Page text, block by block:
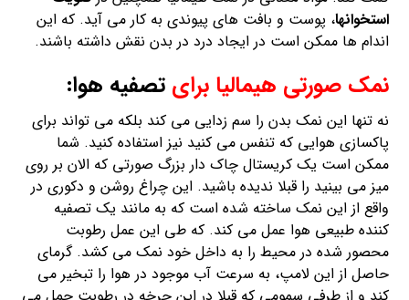
استخوانها، پوست و بافت های پیوندی به کار می آید. که این
اندام ها ممکن است در ایجاد درد در بدن نقش داشته باشند.
نمک صورتی هیمالیا برایتصفیه هوا:
نه تنها این نمک بدن را سم زدایی می کند بلکه می تواند برای
پاکسازی هوایی که تنفس می کنید نیز استفاده کنید. شما
ممکن است یک کریستال چاک دار بزرگ صورتی که الان بر روی
میز می بینید را قبلا ندیده باشید. این چراغ روشن و دکوری در
واقع از این نمک ساخته شده است که به مانند یک تصفیه
کننده طبیعی هوا عمل می کند. که طی این عمل رطوبت
محصور شده در محیط را به داخل خود نمک می کشد. گرمای
حاصل از این لامپ، به سرعت آب موجود در هوا را تبخیر می